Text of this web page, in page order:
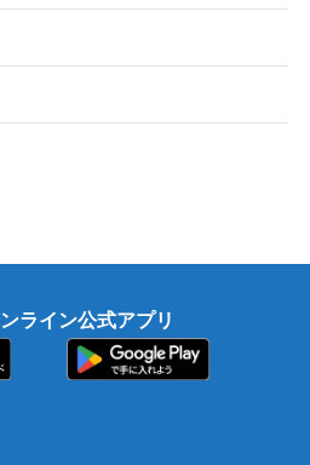
ライン公式アプリ